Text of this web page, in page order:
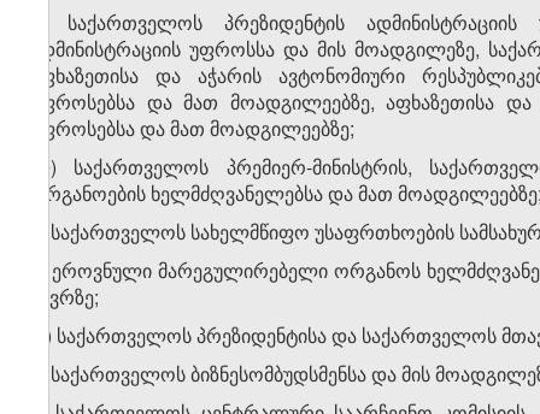
კ) საქართველოს პრეზიდენტის
ადმინისტრაციის უფროსსა და მის მოადგილეზე,
აფხაზეთისა და აჭარის ავტონომიური
უფროსებსა და მათ მოადგილეებზე, აფხაზეთისა
უფროსებსა და მათ მოადგილეებზე;
ლ) საქართველოს პრემიერ-მინისტრის,
ორგანოების ხელმძღვანელებსა და მათ
მ) საქართველოს სახელმწიფო უსაფრთხოების
ნ) ეროვნული მარეგულირებელი ორგანოს
წევრზე;
ო) საქართველოს პრეზიდენტისა და საქართველოს
პ) საქართველოს ბიზნესომბუდსმენსა და მის